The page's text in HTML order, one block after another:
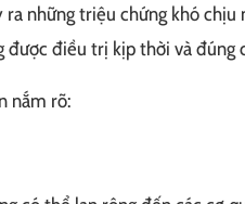
những triệu chứng khó chịu
được điều trị kịp thời và đúng
nắm rõ: